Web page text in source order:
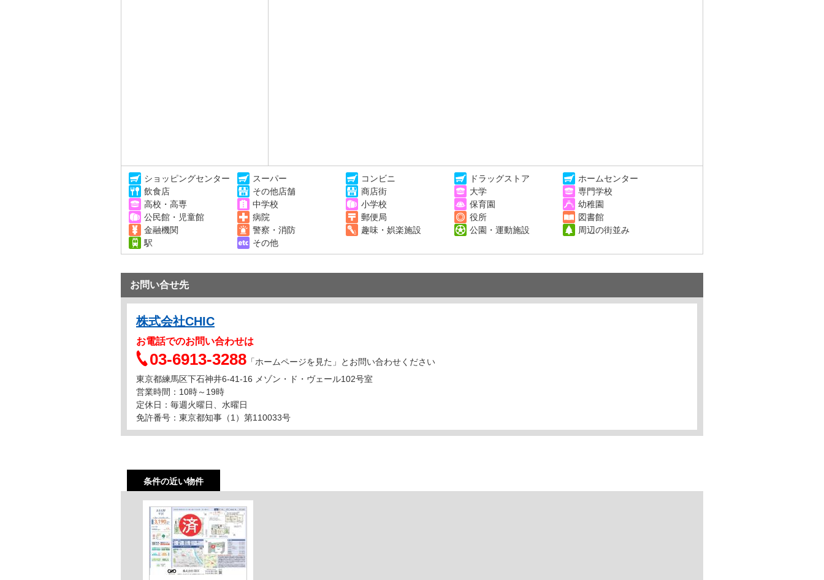
ショッピングセンター スーパー コンビニ ドラッグストア
ホームセンター
飲食店
その他店舗 商店街 大学
専門学校
高校・高専
中学校 小学校 保育園
幼稚園
公民館・児童館
病院 郵便局 役所
図書館
金融機関
警察・消防 趣味・娯楽施設 公園・運動施設
周辺の街並み
駅
その他
お問い合せ先
株式会社CHIC
お電話でのお問い合わせは
03-6913-3288 「ホームページを見た」とお問い合わせください
東京都練馬区下石神井6-41-16 メゾン・ド・ヴェール102号室
営業時間：10時～19時
定休日：毎週火曜日、水曜日
免許番号：東京都知事（1）第110033号
条件の近い物件